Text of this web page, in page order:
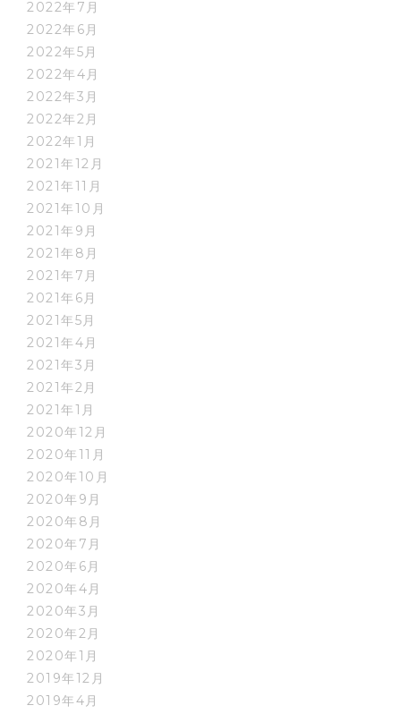
2022年7月
2022年6月
2022年5月
2022年4月
2022年3月
2022年2月
2022年1月
2021年12月
2021年11月
2021年10月
2021年9月
2021年8月
2021年7月
2021年6月
2021年5月
2021年4月
2021年3月
2021年2月
2021年1月
2020年12月
2020年11月
2020年10月
2020年9月
2020年8月
2020年7月
2020年6月
2020年4月
2020年3月
2020年2月
2020年1月
2019年12月
2019年4月